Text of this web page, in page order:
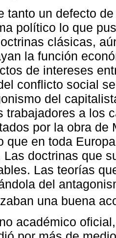
tanto un defecto
político lo que
clásicas,
la función
de intereses
conflicto social
del
trabajadores a los
por la obra de
que en toda
Las doctrinas que
Las teorías
del
una buena
académico